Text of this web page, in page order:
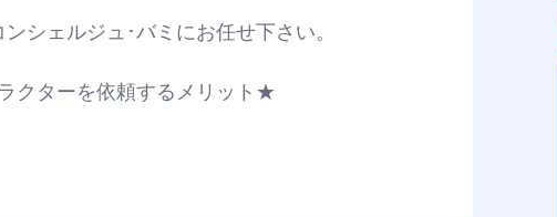
シェルジュ･バミにお任せ下さい。
クターを依頼するメリット★